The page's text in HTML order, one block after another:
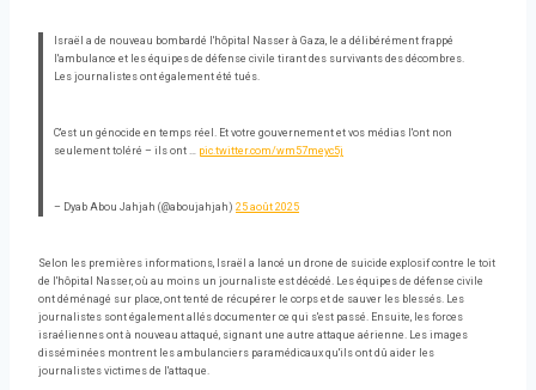
Israël a de nouveau bombardé l'hôpital Nasser à Gaza, le a délibérément frappé
l'ambulance et les équipes de défense civile tirant des survivants des décombres.
Les journalistes ont également été tués.
C'est un génocide en temps réel. Et votre gouvernement et vos médias l'ont non
seulement toléré – ils ont … pic.twitter.com/wm57meyc5j
– Dyab Abou Jahjah (@aboujahjah) 25 août 2025
Selon les premières informations, Israël a lancé un drone de suicide explosif contre le toit
de l'hôpital Nasser, où au moins un journaliste est décédé. Les équipes de défense civile
ont déménagé sur place, ont tenté de récupérer le corps et de sauver les blessés. Les
journalistes sont également allés documenter ce qui s'est passé. Ensuite, les forces
israéliennes ont à nouveau attaqué, signant une autre attaque aérienne. Les images
disséminées montrent les ambulanciers paramédicaux qu'ils ont dû aider les
journalistes victimes de l'attaque.